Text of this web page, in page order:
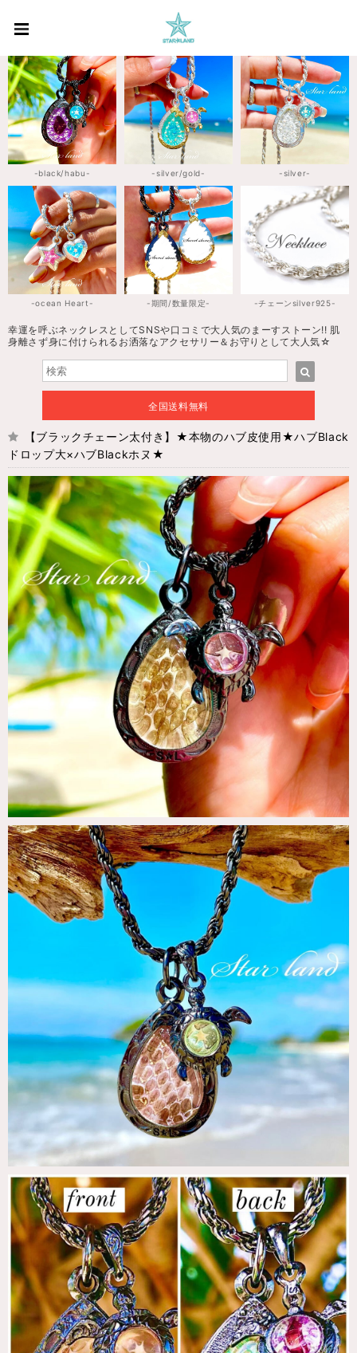
-black/habu- -silver/gold- -silver-
-ocean Heart- -期間/数量限定- -チェーンsilver925-
幸運を呼ぶネックレスとしてSNSや口コミで大人気のまーすストーン!! 肌
身離さず身に付けられるお洒落なアクセサリー＆お守りとして大人気☆
全国送料無料
【ブラックチェーン太付き】★本物のハブ皮使用★ハブBlack
ドロップ大×ハブBlackホヌ★